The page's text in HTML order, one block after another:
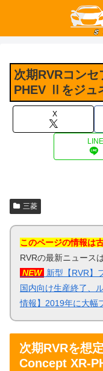
次期RVRコン
PHEV Ⅱをジュ
X
LINE
三菱
このページの情報は
RVRの最新ニュース
NEW 新型【RVR】
国内向け生産終了、
情報】2019年に大幅
次期RVRを想
Concept XR-